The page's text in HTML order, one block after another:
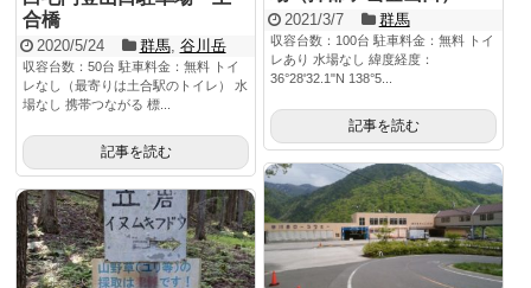
2021/3/7 群馬
収容台数：100台 駐車料金：無料 トイ
レあり 水場なし 緯度経度：
36°28'32.1"N 138°5...
記事を読む
合橋
2020/5/24 群馬, 谷川岳
収容台数：50台 駐車料金：無料 トイ
レなし（最寄りは土合駅のトイレ） 水
場なし 携帯つながる 標...
記事を読む